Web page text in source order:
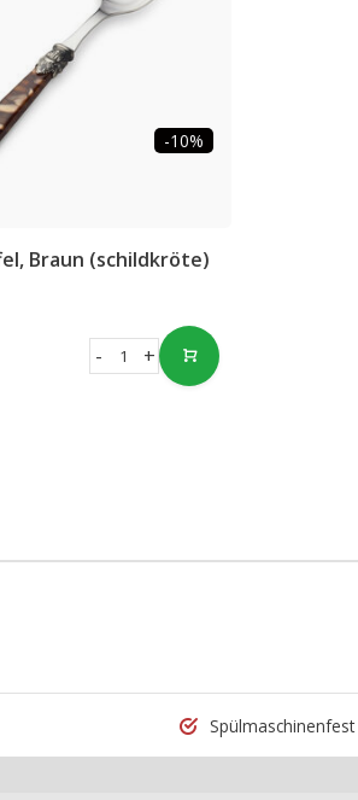
-10%
Braun (schildkröte)
+
-
Spülmaschinenfest